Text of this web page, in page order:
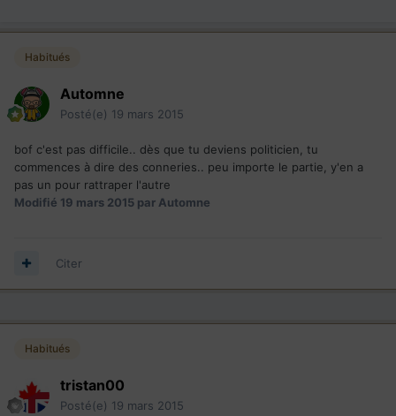
Habitués
Automne
Posté(e) 19 mars 2015
bof c'est pas difficile.. dès que tu deviens politicien, tu
commences à dire des conneries.. peu importe le partie, y'en a
pas un pour rattraper l'autre
Modifié 19 mars 2015 par Automne
Citer
Habitués
tristan00
Posté(e) 19 mars 2015